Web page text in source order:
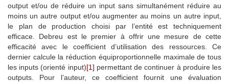
output et/ou de réduire un input sans simultanément réduire au
moins un autre output et/ou augmenter au moins un autre input,
le plan de production choisi par l’entité est techniquement
efficace. Debreu est le premier à offrir une mesure de cette
efficacité avec le coefficient d’utilisation des ressources. Ce
dernier calcule la réduction équiproportionnelle maximale de tous
les inputs (orienté input)[1] permettant de continuer à produire les
outputs. Pour l’auteur, ce coefficient fournit une évaluation